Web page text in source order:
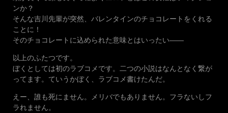
ンか？
そんな吉川先輩が突然、バレンタインのチョコレートをくれる
ことに！
そのチョコレートに込められた意味とはいったい――
以上のふたつです。
ぼくとしては初のラブコメです。二つの小説はなんとなく繋が
ってます。ていうかぼく、ラブコメ書けたんだ。
えー、誰も死にません。メリバでもありません。フラないしフ
ラれません。